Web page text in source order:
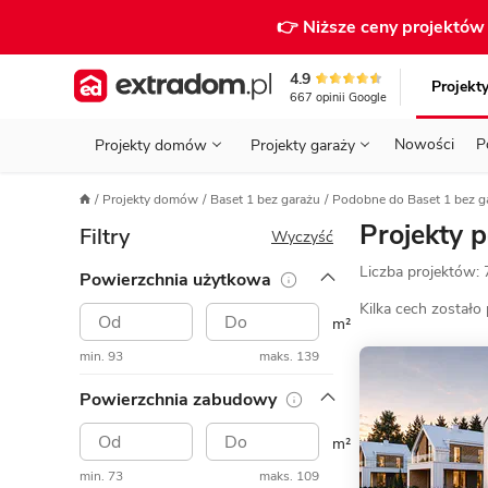
👉 Niższe ceny projektów
4.9
667 opinii Google
Projekty domów Projekty garaży Nowości
Projekty domów Projekty garaży
Parterowe Piętrowe do 70 m²
KONDYGNACJE
GARAŻ
STYL
ZABUDOWA
STANOWISKA
TYP
DACH
Zobacz wszystkie kategorie
PRZED BUDOWĄ - ETAP 1
Działka
WYBIERAM PROJEKT - ETAP 2
BUDUJĘ DOM - ETAP 3
URZĄDZAM DOM - ETAP 4
PRZEPISY I FORMALNOŚCI
FINANSE I KOSZTY
Projekty domów Baset 1 bez garażu Podobne do Baset 1 bez
Filtry Wyczyść
Powierzchnia użytkowa
min. 93 maks. 139
m²
Powierzchnia zabudowy
min. 73 maks. 109
m²
Projekty
Liczba projektów:
Kilka cech